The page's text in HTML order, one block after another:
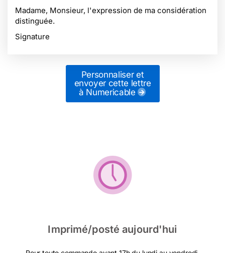
Madame, Monsieur, l'expression de ma considération
distinguée.
Signature
Personnaliser et
envoyer cette lettre
à Numericable
Imprimé/posté aujourd'hui